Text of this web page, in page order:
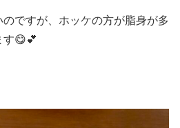
ですが、ホッケの方が脂身が多
す😋💕